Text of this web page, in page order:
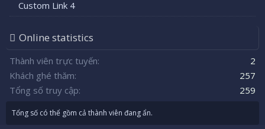
Custom Link 4
Online statistics
Thành viên trực tuyến
2
Khách ghé thăm
257
Tổng số truy cập
259
Tổng số có thể gồm cả thành viên đang ẩn.